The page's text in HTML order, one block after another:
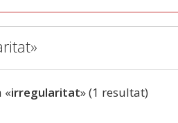
«irregularitat» (1 resultat)